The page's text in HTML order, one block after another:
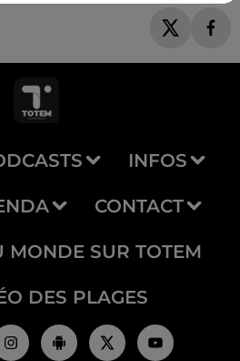
INFOS
CONTACT
MONDE SUR TOTEM
DES PLAGES